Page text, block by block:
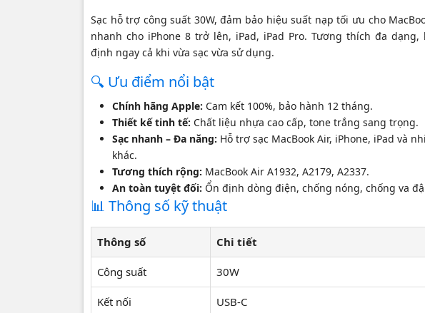
Sạc hỗ trợ công suất 30W, đảm bảo hiệu suất nạp tối ưu cho
nhanh cho iPhone 8 trở lên, iPad, iPad Pro. Tương thích đa
định ngay cả khi vừa sạc vừa sử dụng.
🔍 Ưu điểm nổi bật
Chính hãng Apple: Cam kết 100%, bảo hành 12 tháng.
Thiết kế tinh tế: Chất liệu nhựa cao cấp, tone trắng sang trọng.
Sạc nhanh – Đa năng: Hỗ trợ sạc MacBook Air, iPhone, iPad và
khác.
Tương thích rộng: MacBook Air A1932, A2179, A2337.
An toàn tuyệt đối: Ổn định dòng điện, chống nóng, chống va
📊 Thông số kỹ thuật
Thông số Chi tiết
Công suất 30W
Kết nối USB-C
🖼️ Hình ảnh sản phẩm &